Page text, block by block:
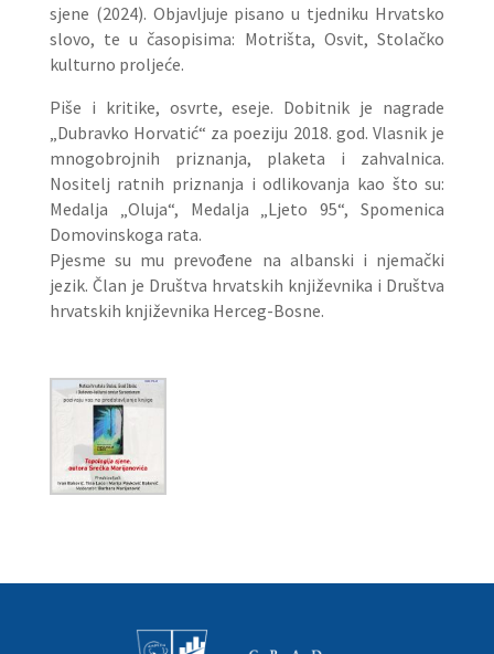
sjene (2024). Objavljuje pisano u tjedniku Hrvatsko
slovo, te u časopisima: Motrišta, Osvit, Stolačko
kulturno proljeće.
Piše i kritike, osvrte, eseje. Dobitnik je nagrade
„Dubravko Horvatić“ za poeziju 2018. god. Vlasnik je
mnogobrojnih priznanja, plaketa i zahvalnica.
Nositelj ratnih priznanja i odlikovanja kao što su:
Medalja „Oluja“, Medalja „Ljeto 95“, Spomenica
Domovinskoga rata.
Pjesme su mu prevođene na albanski i njemački
jezik. Član je Društva hrvatskih književnika i Društva
hrvatskih književnika Herceg-Bosne.